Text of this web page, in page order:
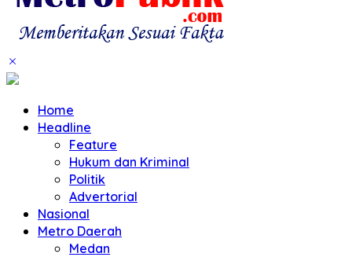
Home
Headline
Feature
Hukum dan Kriminal
Politik
Advertorial
Nasional
Metro Daerah
Medan